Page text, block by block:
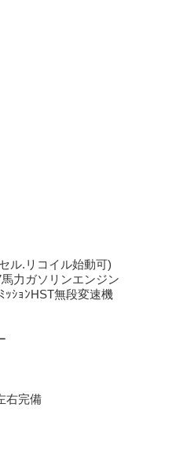
ル.リコイル始動可)
力ガソリンエンジン
ｯｼｮﾝHST無段変速機
右完備